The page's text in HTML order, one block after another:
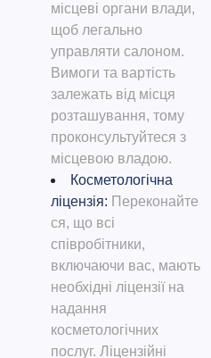
місцеві органи влади,
щоб легально
управляти салоном.
Вимоги та вартість
залежать від місця
розташування, тому
проконсультуйтеся з
місцевою владою.
Косметологічна
ліцензія: Переконайте
ся, що всі
співробітники,
включаючи вас, мають
необхідні ліцензії на
надання
косметологічних
послуг. Ліцензійні